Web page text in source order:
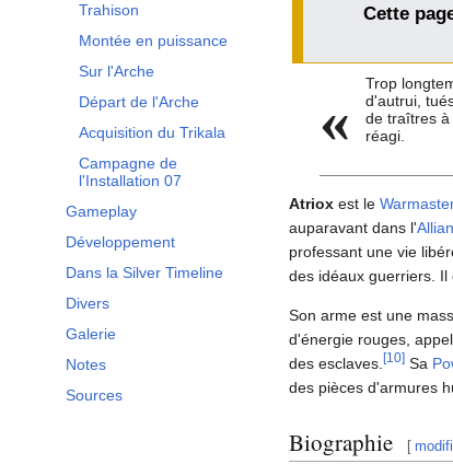
Trahison
Montée en puissance
Sur l'Arche
Départ de l'Arche
Acquisition du Trikala
Campagne de
l'Installation 07
Gameplay
Développement
Dans la Silver Timeline
Divers
Galerie
Notes
Sources
Cette
«
Trop
d'autrui,
de traîtres à
réagi.
Atriox est le
auparavant dans l'
professant une vie
des idéaux guerriers. Il
Son arme est une
d'énergie rouges,
des esclaves. [10] Sa
des pièces d'armures
Biographie [